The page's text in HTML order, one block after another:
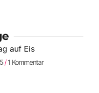
auf Eis
1 Kommentar